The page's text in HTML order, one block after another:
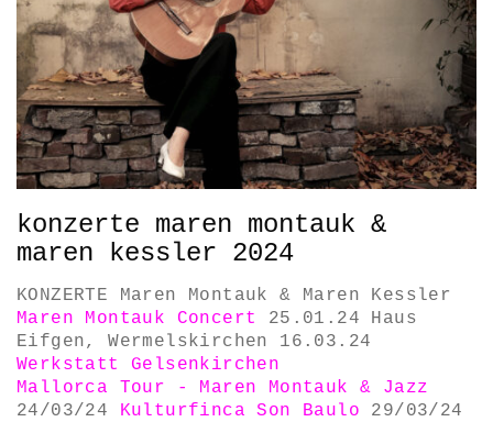
konzerte maren montauk &
maren kessler 2024
KONZERTE Maren Montauk & Maren Kessler
Maren Montauk Concert
25.01.24 Haus
Eifgen, Wermelskirchen 16.03.24
Werkstatt Gelsenkirchen
Mallorca Tour - Maren Montauk & Jazz
24/03/24 Kulturfinca Son Baulo 29/03/24